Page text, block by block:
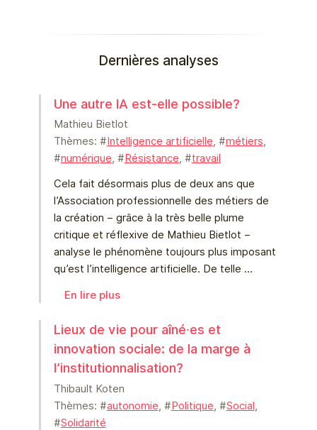
Dernières analyses
Une autre IA est-elle possible?
Mathieu Bietlot
Thèmes: #Intelligence artificielle, #métiers,
#numérique, #Résistance, #travail
Cela fait désormais plus de deux ans que
l’Association professionnelle des métiers de
la création – grâce à la très belle plume
critique et réflexive de Mathieu Bietlot –
analyse le phénomène toujours plus imposant
qu’est l’intelligence artificielle. De telle …
En lire plus
Lieux de vie pour aîné⸱es et
innovation sociale: de la marge à
l’institutionnalisation?
Thibault Koten
Thèmes: #autonomie, #Politique, #Social,
#Solidarité